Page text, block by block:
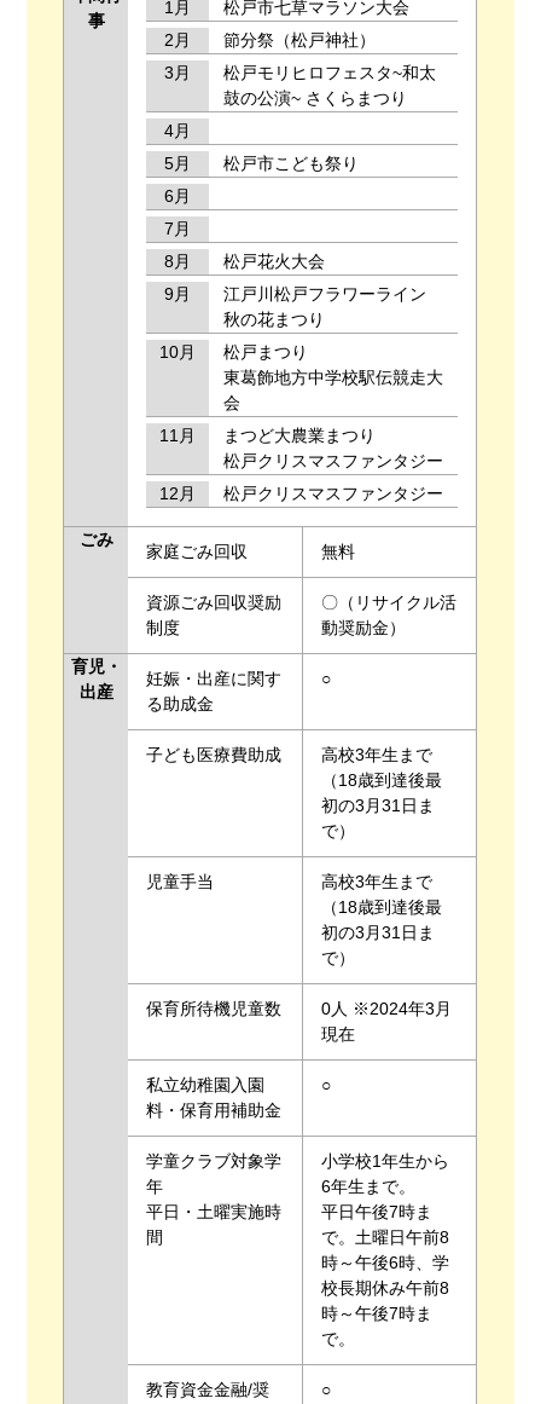
事
1月
松戸市七草マラソン大会
2月
節分祭（松戸神社）
3月
松戸モリヒロフェスタ~和太
鼓の公演~ さくらまつり
4月
5月
松戸市こども祭り
6月
7月
8月
松戸花火大会
9月
江戸川松戸フラワーライン
秋の花まつり
10月
松戸まつり
東葛飾地方中学校駅伝競走大
会
11月
まつど大農業まつり
松戸クリスマスファンタジー
12月
松戸クリスマスファンタジー
ごみ
家庭ごみ回収 無料
資源ごみ回収奨励
制度
〇（リサイクル活
動奨励金）
育児・
出産
妊娠・出産に関す
る助成金
○
子ども医療費助成
高校3年生まで
（18歳到達後最
初の3月31日ま
で）
児童手当
高校3年生まで
（18歳到達後最
初の3月31日ま
で）
保育所待機児童数
0人 ※2024年3月
現在
私立幼稚園入園
料・保育用補助金
○
学童クラブ対象学
年
平日・土曜実施時
間
小学校1年生から
6年生まで。
平日午後7時ま
で。土曜日午前8
時～午後6時、学
校長期休み午前8
時～午後7時ま
で。
教育資金金融/奨
○